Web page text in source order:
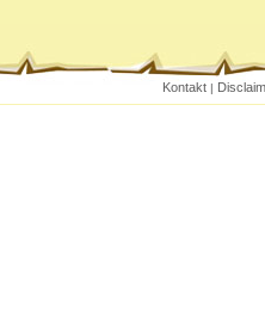
Kontakt |